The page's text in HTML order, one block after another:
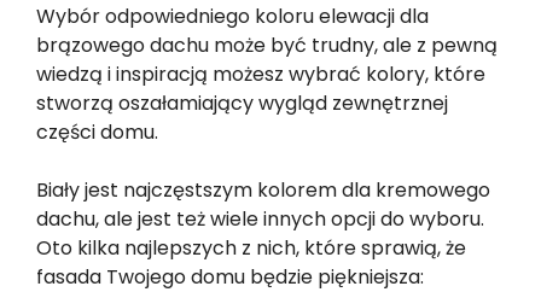
Wybór odpowiedniego koloru elewacji dla
brązowego dachu może być trudny, ale z pewną
wiedzą i inspiracją możesz wybrać kolory, które
stworzą oszałamiający wygląd zewnętrznej
części domu.
Biały jest najczęstszym kolorem dla kremowego
dachu, ale jest też wiele innych opcji do wyboru.
Oto kilka najlepszych z nich, które sprawią, że
fasada Twojego domu będzie piękniejsza: